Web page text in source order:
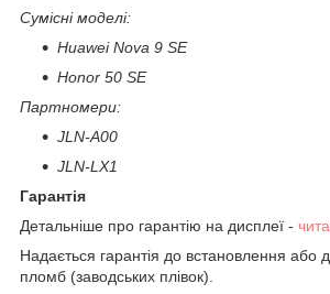
Сумісні моделі:
Huawei Nova 9 SE
Honor 50 SE
Партномери:
JLN-A00
JLN-LX1
Гарантія
Детальніше про гарантію на дисплеї -
Надається гарантія до встановлення або
пломб (заводських плівок).